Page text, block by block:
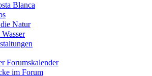
Blanca
Natur
Forumskalender
im Forum